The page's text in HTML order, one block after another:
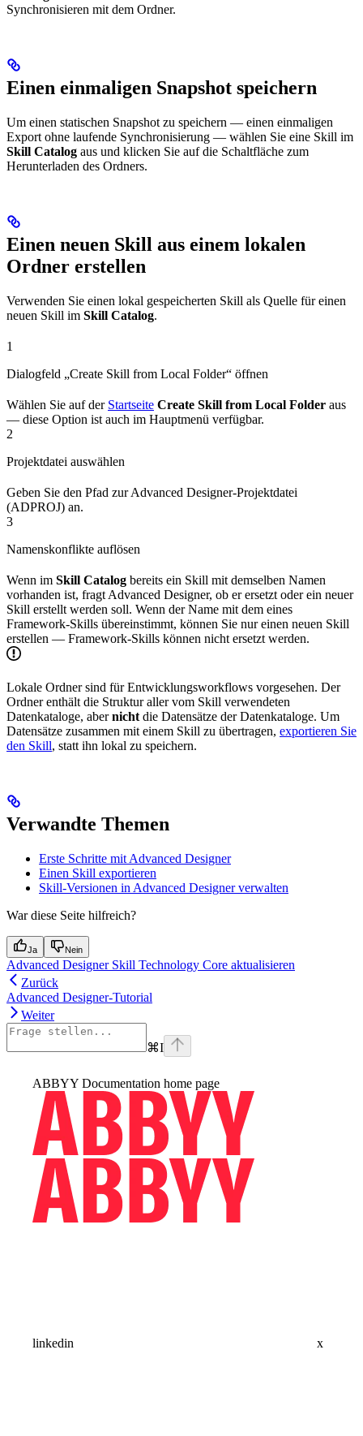
Synchronisieren mit dem Ordner.
Einen einmaligen Snapshot speichern
Um einen statischen Snapshot zu speichern — einen einmaligen
Export ohne laufende Synchronisierung — wählen Sie eine Skill im
Skill Catalog aus und klicken Sie auf die Schaltfläche zum
Herunterladen des Ordners.
Einen neuen Skill aus einem lokalen
Ordner erstellen
Verwenden Sie einen lokal gespeicherten Skill als Quelle für einen
neuen Skill im Skill Catalog.
1
Dialogfeld „Create Skill from Local Folder“ öffnen
Wählen Sie auf der Startseite Create Skill from Local Folder aus
— diese Option ist auch im Hauptmenü verfügbar.
2
Projektdatei auswählen
Geben Sie den Pfad zur Advanced Designer-Projektdatei
(ADPROJ) an.
3
Namenskonflikte auflösen
Wenn im Skill Catalog bereits ein Skill mit demselben Namen
vorhanden ist, fragt Advanced Designer, ob er ersetzt oder ein neuer
Skill erstellt werden soll. Wenn der Name mit dem eines
Framework-Skills übereinstimmt, können Sie nur einen neuen Skill
erstellen — Framework-Skills können nicht ersetzt werden.
Lokale Ordner sind für Entwicklungsworkflows vorgesehen. Der
Ordner enthält die Struktur aller vom Skill verwendeten
Datenkataloge, abernicht die Datensätze der Datenkataloge. Um
Datensätze zusammen mit einem Skill zu übertragen, exportieren Sie
den Skill, statt ihn lokal zu speichern.
Verwandte Themen
Erste Schritte mit Advanced Designer
Einen Skill exportieren
Skill-Versionen in Advanced Designer verwalten
War diese Seite hilfreich?
Ja Nein
Advanced Designer Skill Technology Core aktualisieren
Zurück
Advanced Designer-Tutorial
Weiter
⌘I
ABBYY Documentation home page
linkedin x